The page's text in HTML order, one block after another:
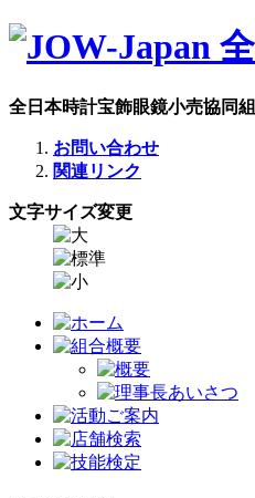
全日本時計宝飾眼鏡小売協同
お問い合わせ
関連リンク
文字サイズ変更